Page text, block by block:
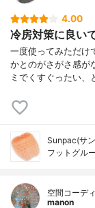
4.00
冷房対策に良い
一度使ってみただけ
かとのがさがさ感が
ミでくすぐったい
Sunpac(サ
フットグル
空間コーデ
manon